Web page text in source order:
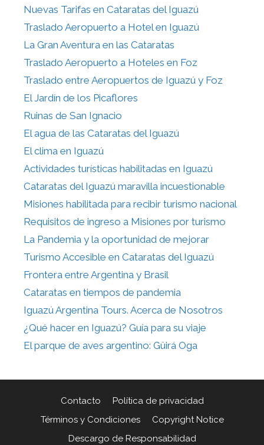
Nuevas Tarifas en Cataratas del Iguazú
Traslado Aeropuerto a Hotel en Iguazú
La Gran Aventura en las Cataratas
Traslado Aeropuerto a Hoteles en Foz
Traslado entre Aeropuertos de Iguazú y Foz
El Jardín de los Picaflores
Ruinas de San Ignacio
El agua de las Cataratas del Iguazú
El clima en Iguazú
Actividades turísticas habilitadas en Iguazú
Cataratas del Iguazú maravilla incuestionable
Misiones habilitada para recibir turismo nacional
Requisitos de ingreso a Misiones por turismo
La Pandemia y la oportunidad de mejorar
Turismo Accesible en Cataratas del Iguazú
Frontera entre Argentina y Brasil
Cataratas en tiempos de pandemia
Iguazú Argentina Tours. Acerca de Nosotros
¿Qué hacer en Iguazú? Guía para su viaje
El parque de aves argentino: Güirá Oga
Contacto
Política de privacidad
Términos y Condiciones
Copyright Notice
Descargo de Responsabilidad